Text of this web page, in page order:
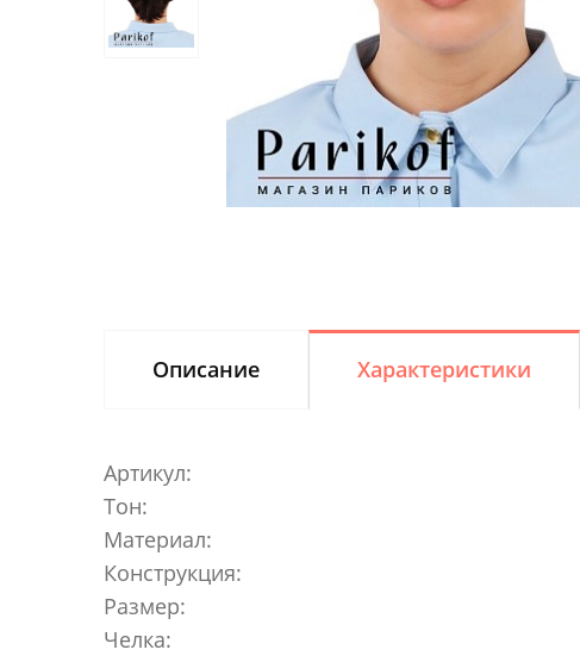
Описание Характеристики
Артикул:
Тон:
Материал:
Конструкция:
Размер:
Челка: